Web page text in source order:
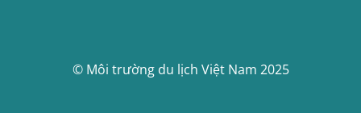
© Môi trường du lịch Việt Nam 2025